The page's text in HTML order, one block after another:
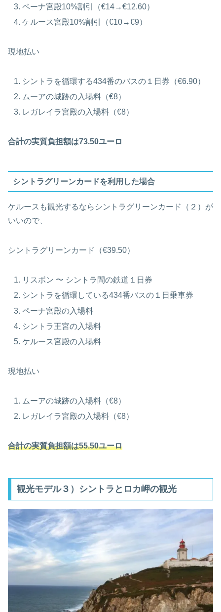
ペーナ宮殿10%割引（€14→€12.60）
ケルース宮殿10%割引（€10→€9）
現地払い
シントラを循環する434番のバスの１日券（€6.90）
ムーアの城跡の入場料（€8）
レガレイラ宮殿の入場料（€8）
合計の実質負担額は73.50ユーロ
シントラグリーンカードを利用した場合
ケルースも観光するならシントラグリーンカード（２）が
いいので、
シントラグリーンカード（€39.50）
リスボン 〜 シントラ間の鉄道１日券
シントラを循環している434番バスの１日乗車券
ペーナ宮殿の入場料
シントラ王宮の入場料
ケルース宮殿の入場料
現地払い
ムーアの城跡の入場料（€8）
レガレイラ宮殿の入場料（€8）
合計の実質負担額は55.50ユーロ
観光モデル３）シントラとロカ岬の観光